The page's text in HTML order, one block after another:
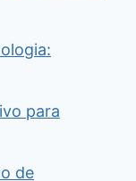
para
de